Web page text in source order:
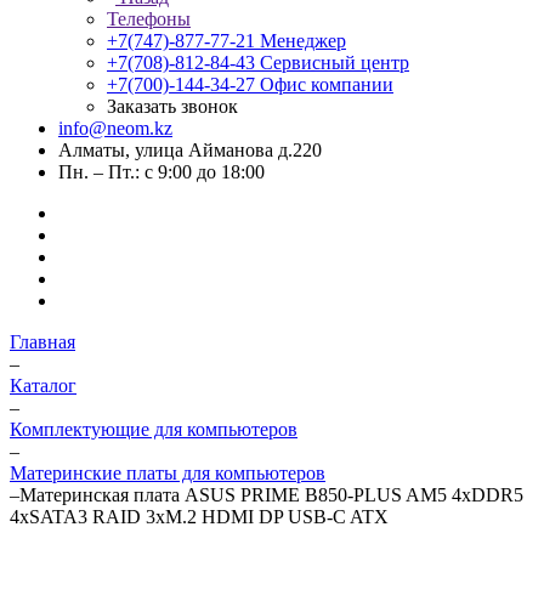
Телефоны
+7(747)-877-77-21 Менеджер
+7(708)-812-84-43 Сервисный центр
+7(700)-144-34-27 Офис компании
Заказать звонок
info@neom.kz
Алматы, улица Айманова д.220
Пн. – Пт.: с 9:00 до 18:00
Главная
–
Каталог
–
Комплектующие для компьютеров
–
Материнские платы для компьютеров
–Материнская плата ASUS PRIME B850-PLUS AM5 4xDDR5
4xSATA3 RAID 3xM.2 HDMI DP USB-C ATX